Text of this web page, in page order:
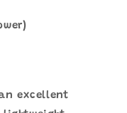
excellent